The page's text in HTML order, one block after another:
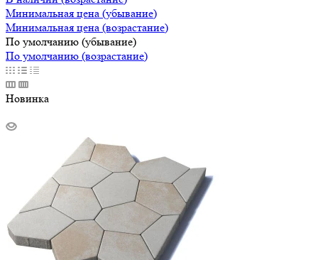
Минимальная цена (убывание)
Минимальная цена (возрастание)
По умолчанию (убывание)
По умолчанию (возрастание)
Новинка